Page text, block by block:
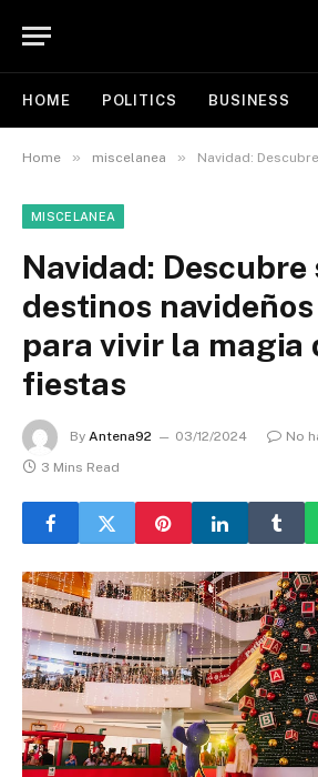
HOME POLITICS BUSINESS
Home » miscelanea » Navidad: Descubre seis destinos
MISCELANEA
Navidad: Descubre
destinos
para vivir la magia
fiestas
By Antena92 03/12/2024
No
3 Mins Read